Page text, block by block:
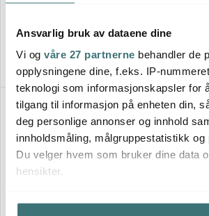
Ansvarlig bruk av dataene dine
Vi og våre 27 partnerne behandler de
opplysningene dine, f.eks. IP-
teknologi som informasjonskapsler for
tilgang til informasjon på enheten din,
deg personlige annonser og innhold
innholdsmåling, målgruppestatistikk og
Du velger hvem som bruker dine data
hensikter.
Hvis du gir oss lov, vil vi også gjerne:
deler stål
På lager